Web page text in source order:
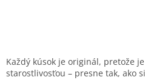
Každý kúsok je originál, pretože
starostlivosťou – presne tak, ako